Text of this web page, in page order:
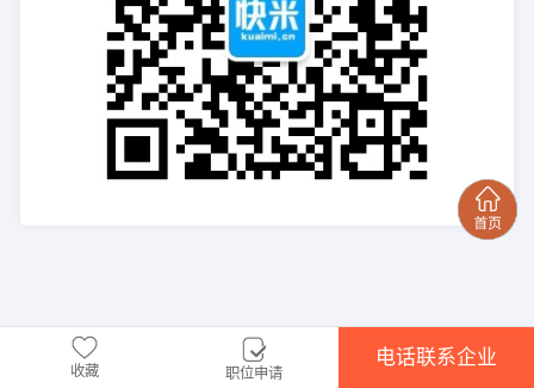
收藏 职位申请
电话联系企业